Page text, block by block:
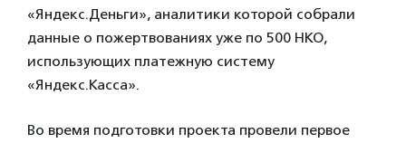
«Яндекс.Деньги», аналитики которой собрали
данные о пожертвованиях уже по 500 НКО,
использующих платежную систему
«Яндекс.Касса».
Во время подготовки проекта провели первое